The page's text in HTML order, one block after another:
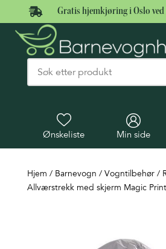
 Gratis hjemkjøring i Oslo ved
Ønskeliste Min side
Hjem / Barnevogn / Vogntilbehør/
Allværstrekk med skjerm Magic